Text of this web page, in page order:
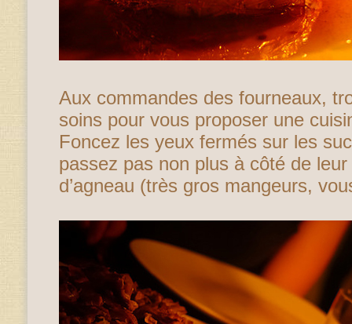
Aux commandes des fourneaux,
soins pour vous proposer une
Foncez les yeux fermés sur les
passez pas non plus à côté de
d’agneau (très gros mangeurs,